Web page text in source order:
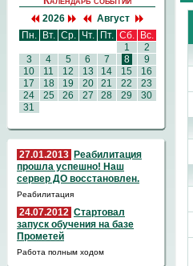
2026
Август
Пн.
Вт. Ср. Чт. Пт. Сб.
Вс.
1
2
3
4 5 6 7 8
9
10
11 12 13 14 15
16
17
18 19 20 21 22
23
24
25 26 27 28 29
30
31
27.01.2013 Реабилитация
прошла успешно! Наш
сервер ДО восстановлен.
Реабилитация
24.07.2012 Стартовал
запуск обучения на базе
Прометей
Работа полным ходом